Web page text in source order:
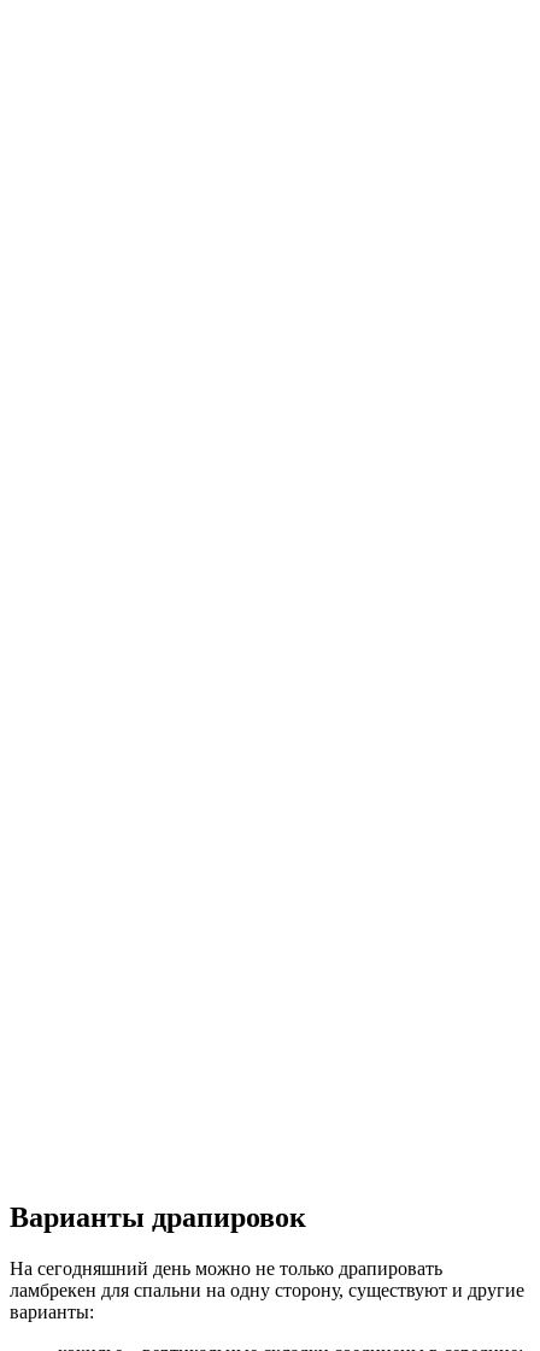
Варианты драпировок
На сегодняшний день можно не только драпировать
ламбрекен для спальни на одну сторону, существуют и другие
варианты: